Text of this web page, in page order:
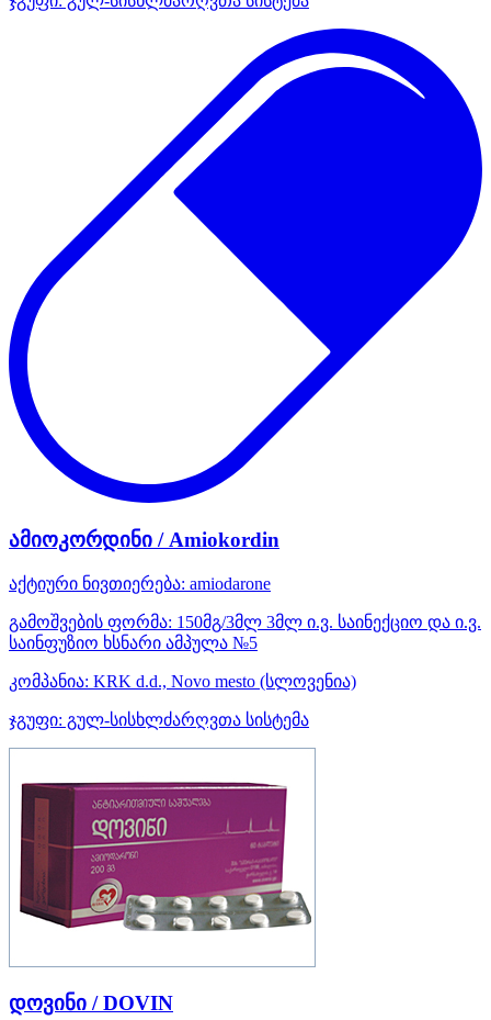
ამიოკორდინი / Amiokordin
აქტიური ნივთიერება: amiodarone
გამოშვების ფორმა: 150მგ/3მლ 3მლ ი.ვ. საინექციო და ი.ვ.
საინფუზიო ხსნარი ამპულა №5
კომპანია: KRK d.d., Novo mesto (სლოვენია)
ჯგუფი: გულ-სისხლძარღვთა სისტემა
დოვინი / DOVIN